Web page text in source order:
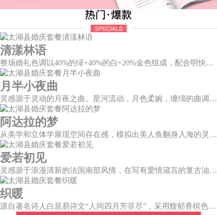
清漾林语
整场婚礼色调以40%的绿+40%的白+20%金色组成，配合明快的色调流露出生机盎然，既维持极简线条设计感，又巧妙把握住视觉情绪。
月半小夜曲
灵感源于灵动的月夜之曲。星河流动，月色柔婉，缠绵的曲调自花叶间隐隐传来，撩人心弦。
阿达拉的梦
从美学和立体学展现空间存在感，模拟出美人鱼翻身入海的灵动意韵，将视觉效果铺延至海平面，既交织出柔和梦幻质感，又如浪花般波光伏动，熠熠闪耀。
爱若初见
灵感源于浪漫清新的法国南部风情，在写有爱情箴言的复古油画卷轴前，互诉诺言，相守一生。
织暖
源自著名诗人白居易诗文“人间四月芳菲尽”，采用馥郁香槟色为主色调，结合匠人纯手工花艺装饰，将一抹春和一处芳菲完美倾注于仪式中。